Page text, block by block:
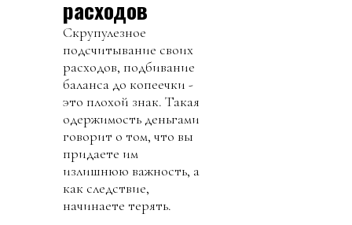
расходов
Скрупулезное
подсчитывание своих
расходов, подбивание
баланса до копеечки -
это плохой знак. Такая
одержимость деньгами
говорит о том, что вы
придаете им
излишнюю важность, а
как следствие,
начинаете терять.